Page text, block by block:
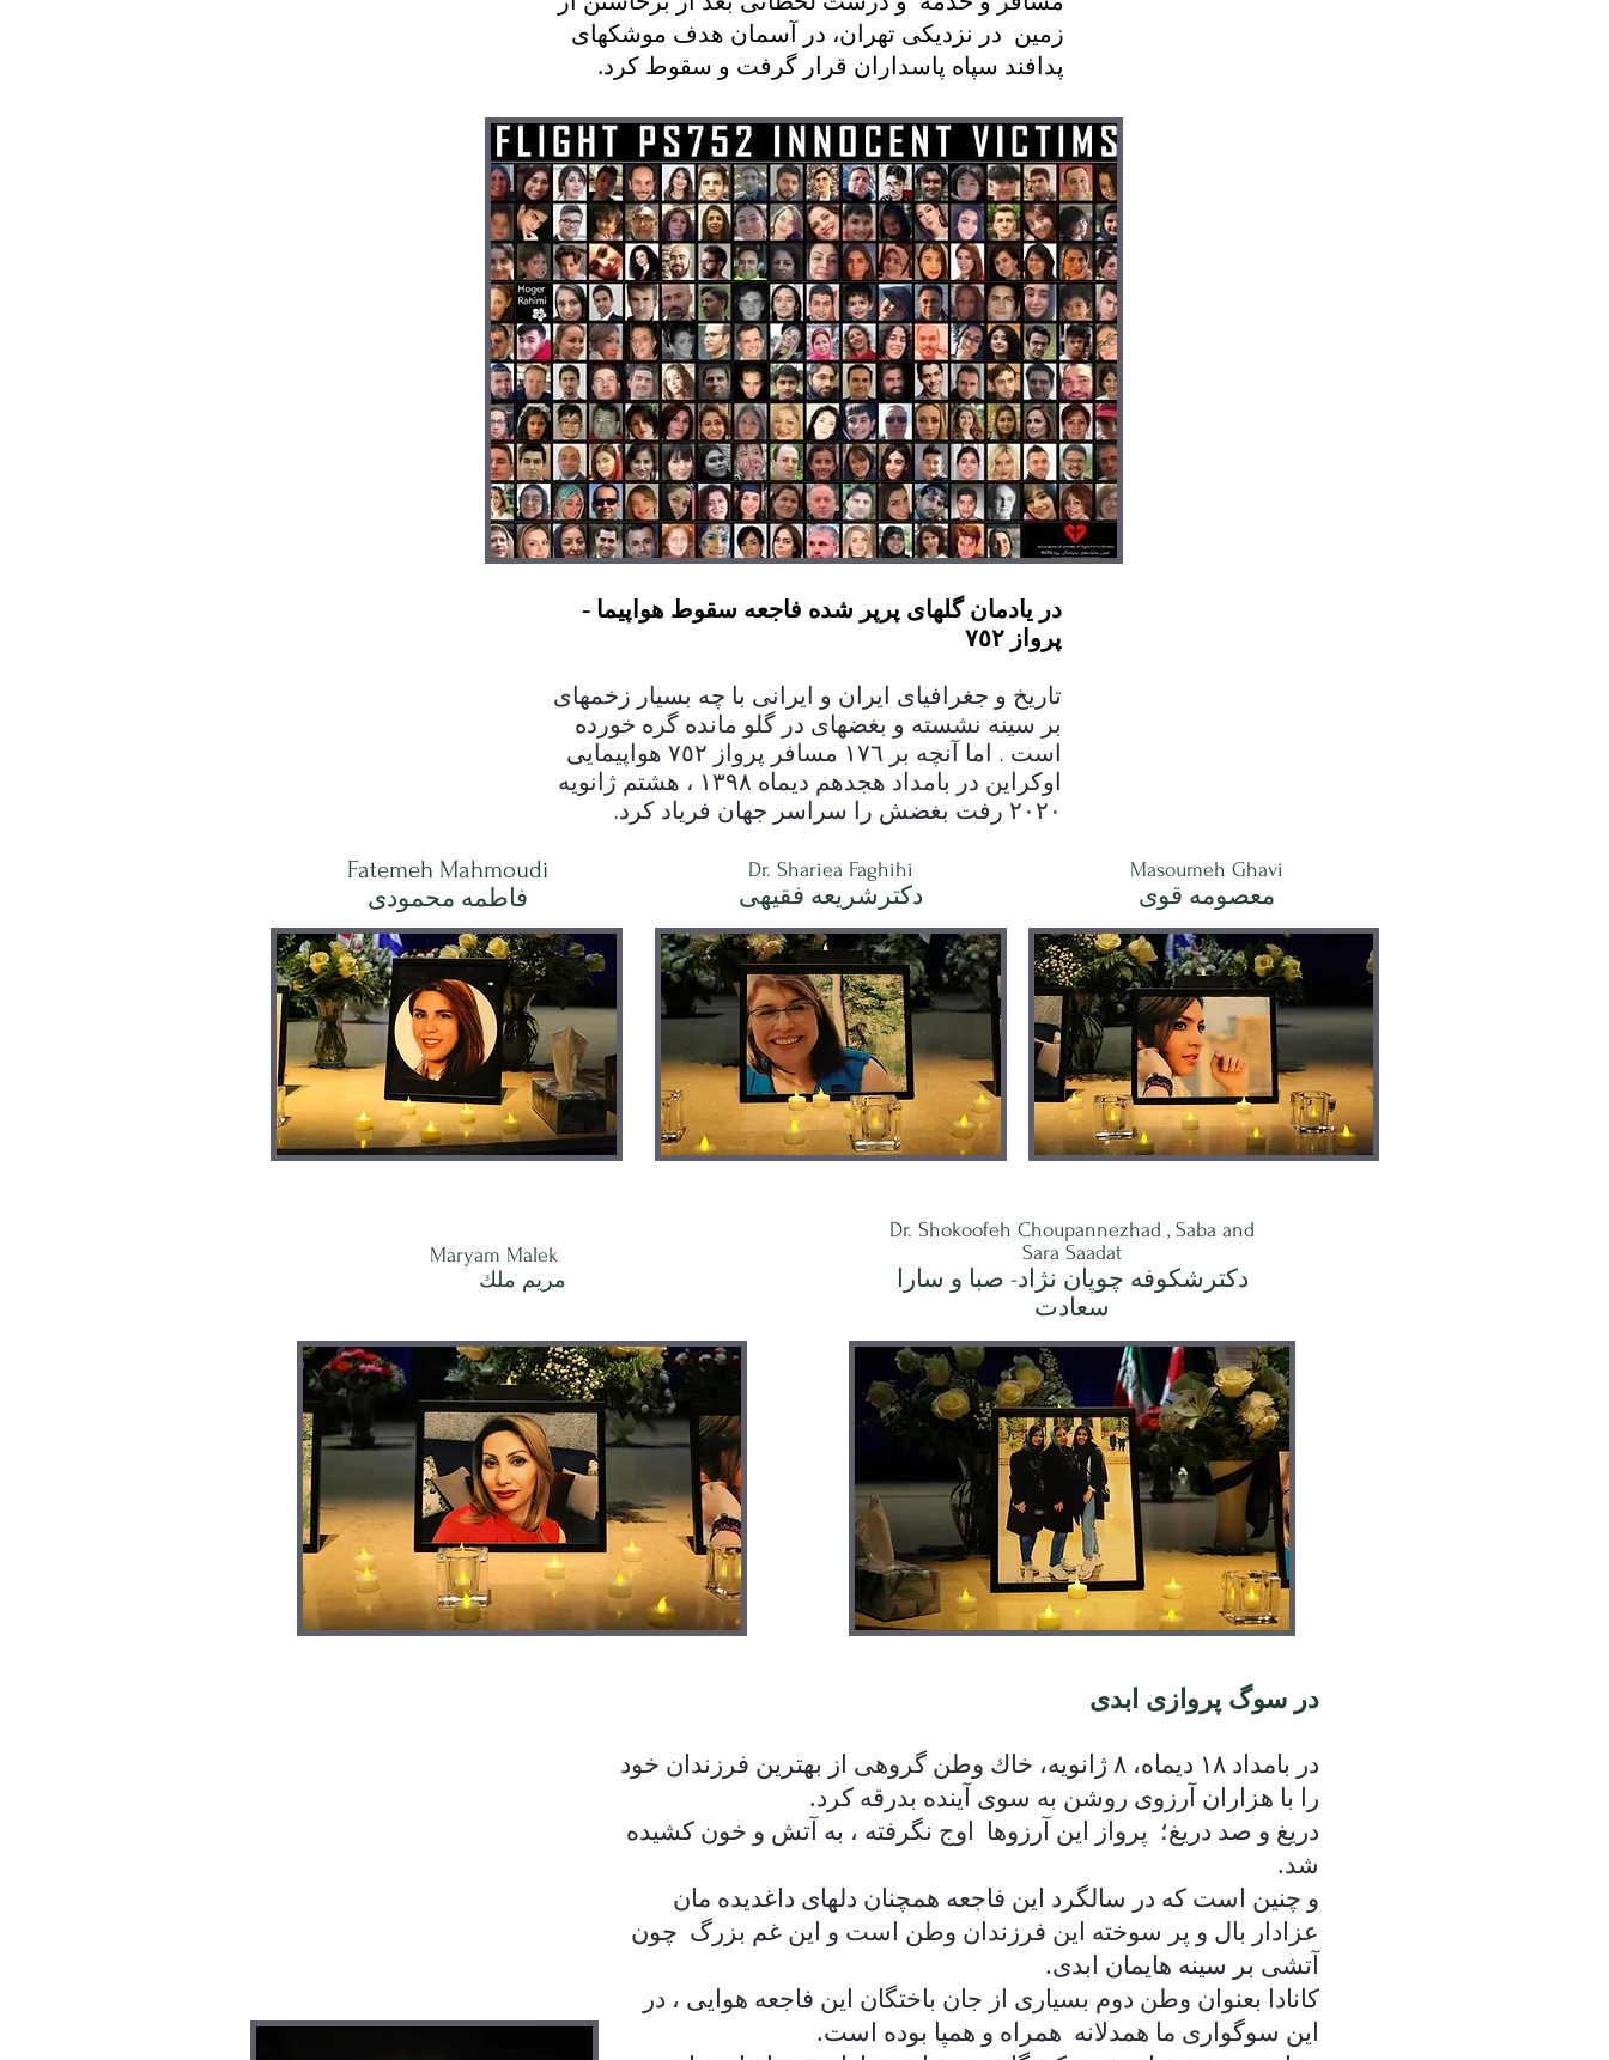
زمين در نزديكى تهران، در آسمان هدف موشكهاى
پدافند سپاه پاسداران قرار گرفت و سقوط کرد.
در يادمان گلهاى پرپر شده فاجعه سقوط هواپيما -
پرواز ٧٥٢
تاريخ و جغرافياى ايران و ايرانى با چه بسيار زخمهاى
بر سينه نشسته و بغضهاى در گلو مانده گره خورده
است . اما آنچه بر ١٧٦ مسافر پرواز ٧٥٢ هواپيمايى
اوكراين در بامداد هجدهم ديماه ١٣٩٨ ، هشتم ژانويه
٢٠٢٠ رفت بغضش را سراسر جهان فرياد كرد.
Fatemeh Mahmoudi
فاطمه محمودى
Dr. Shariea Faghihi
دکترشريعه فقيهى
Masoumeh Ghavi
معصومه قوى
Maryam Malek
مريم ملك
Dr. Shokoofeh Choupannezhad , Saba and
Sara Saadat
دکترشکوفه چوپان نژاد- صبا و سارا
سعادت
در سوگ پروازى ابدى
در بامداد ١٨ ديماه، ٨ ژانويه، خاك وطن گروهى از بهترين فرزندان خود
را با هزاران آرزوى روشن به سوى آينده بدرقه كرد.
دريغ و صد دريغ؛ پرواز اين آرزوها اوج نگرفته ، به آتش و خون كشيده
شد.
و چنين است كه در سالگرد اين فاجعه همچنان دلهاى داغديده مان
عزادار بال و پر سوخته اين فرزندان وطن است و اين غم بزرگ چون
آتشى بر سينه هايمان ابدى.
كانادا بعنوان وطن دوم بسيارى از جان باختگان اين فاجعه هوايى ، در
اين سوگوارى ما همدلانه همراه و همپا بوده است.